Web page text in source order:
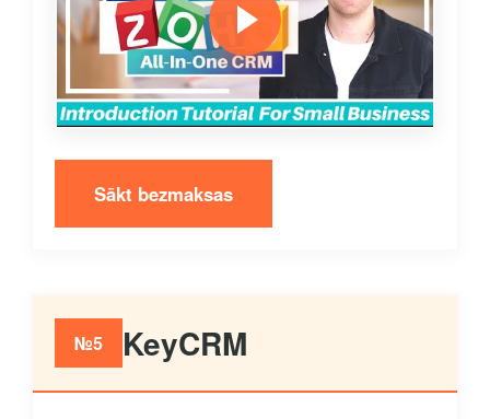
Sākt bezmaksas
№5 KeyCRM